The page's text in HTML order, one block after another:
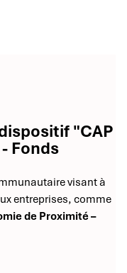
"CAP
Fonds
visant à
entreprises, comme
de Proximité –